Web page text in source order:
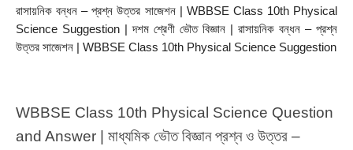
রাসায়নিক বন্ধন – প্রশ্ন উত্তর সাজেশন | WBBSE Class 10th Physical
Science Suggestion | দশম শ্রেণী ভৌত বিজ্ঞান | রাসায়নিক বন্ধন – প্রশ্ন
উত্তর সাজেশন | WBBSE Class 10th Physical Science Suggestion
WBBSE Class 10th Physical Science Question
and Answer | মাধ্যমিক ভৌত বিজ্ঞান প্রশ্ন ও উত্তর –